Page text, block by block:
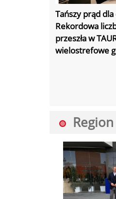
Tańszy prąd
Rekordowa
przeszła w
wielostrefowe
Region